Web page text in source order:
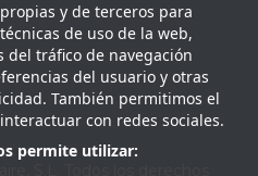
y de terceros para
de uso de la web,
del tráfico de navegación
del usuario y otras
También permitimos el
con redes sociales.
permite utilizar: